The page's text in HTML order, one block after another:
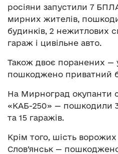
росіяни запустили 7
мирних жителів,
будинків, 2 нежитлових
гараж і цивільне авто.
Також двоє поранених —
пошкоджено приватний
На Мирноград окупанти
«КАБ-250» — пошкодили
та 15 гаражів.
Крім того, шість ворожих
Слов’янськ —